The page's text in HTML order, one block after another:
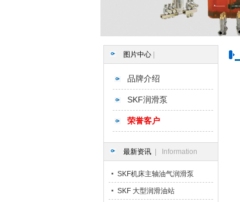
图片中心
品牌介绍
SKF润滑泵
荣誉客户
最新资讯 | Information
SKF机床主轴油气润滑泵
SKF 大型润滑油站